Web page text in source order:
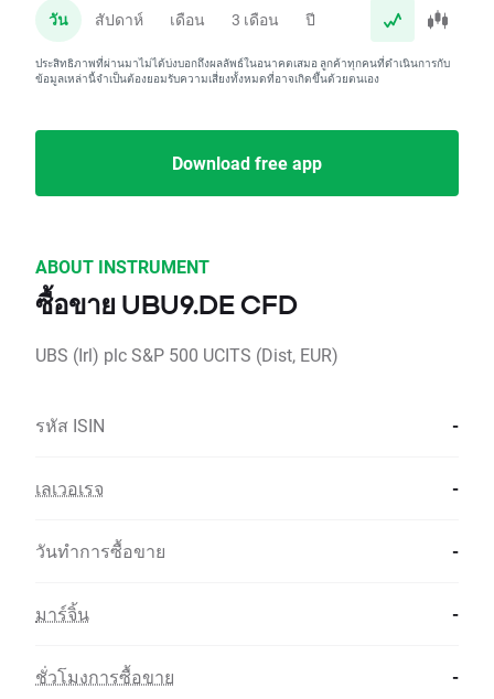
วัน สัปดาห์ เดือน 3 เดือน ปี
ประสิทธิภาพที่ผ่านมาไม่ได้บ่งบอกถึงผลลัพธ์ในอนาคตเสมอ ลูกค้าทุกคนที่ดำเนินการกับ
ข้อมูลเหล่านี้จำเป็นต้องยอมรับความเสี่ยงทั้งหมดที่อาจเกิดขึ้นด้วยตนเอง
Download free app
ABOUT INSTRUMENT
ซื้อขาย UBU9.DE CFD
UBS (Irl) plc S&P 500 UCITS (Dist, EUR)
รหัส ISIN -
เลเวอเรจ -
วันทำการซื้อขาย -
มาร์จิ้น -
ชั่วโมงการซื้อขาย -